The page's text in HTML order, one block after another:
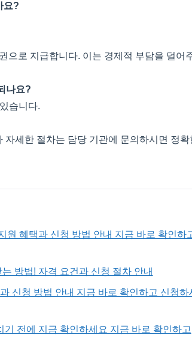
요?
으로 지급합니다. 이는 경제적 부담을 덜어
나요?
습니다.
세한 절차는 담당 기관에 문의하시면 정확
혜택과 신청 방법 안내 지금 바로 확인하
방법! 자격 요건과 신청 절차 안내
신청 방법 안내 지금 바로 확인하고 신청하
전에 지금 확인하세요 지금 바로 확인하고